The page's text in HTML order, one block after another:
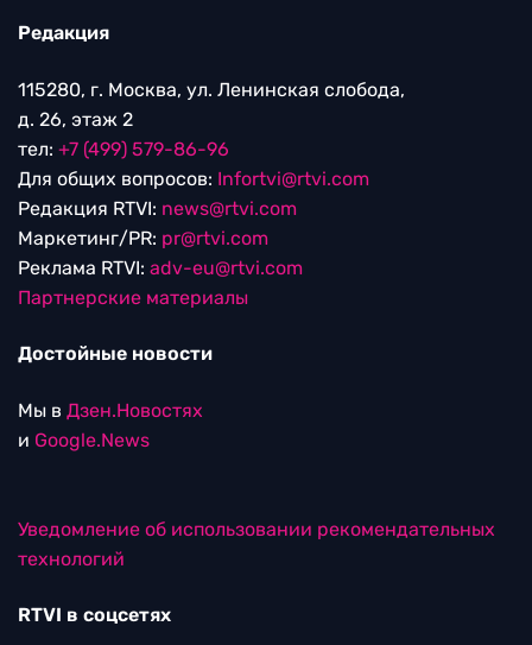
Редакция
115280, г. Москва, ул. Ленинская слобода,
д. 26, этаж 2
тел: +7 (499) 579-86-96
Для общих вопросов: Infortvi@rtvi.com
Редакция RTVI: news@rtvi.com
Маркетинг/PR: pr@rtvi.com
Реклама RTVI: adv-eu@rtvi.com
Партнерские материалы
Достойные новости
Мы в Дзен.Новостях
и Google.News
Уведомление об использовании рекомендательных
технологий
RTVI в соцсетях